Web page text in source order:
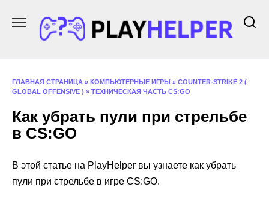
содержанию
ГЛАВНАЯ СТРАНИЦА » КОМПЬЮТЕРНЫЕ ИГРЫ » COUNTER-STRIKE 2 (
GLOBAL OFFENSIVE ) » ТЕХНИЧЕСКАЯ ЧАСТЬ CS:GO
Как убрать пули при стрельбе
в CS:GO
В этой статье на PlayHelper вы узнаете как убрать
пули при стрельбе в игре CS:GO.